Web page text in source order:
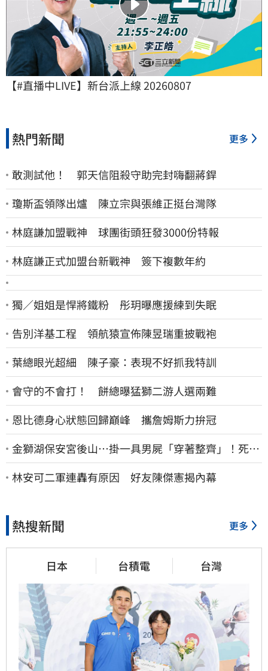
【#直播中LIVE】新台派上線 20260807
熱門新聞 更多
敢測試他！ 郭天信阻殺守助完封嗨翻蔣銲
瓊斯盃領隊出爐 陳立宗與張維正挺台灣隊
林庭謙加盟戰神 球團街頭狂發3000份特報
林庭謙正式加盟台新戰神 簽下複數年約
獨／姐姐是悍將鐵粉 彤玥曝應援練到失眠
告別洋基工程 領航猿宣佈陳昱瑞重披戰袍
葉總眼光超細 陳子豪：表現不好抓我特訓
會守的不會打！ 餅總曝猛獅二游人選兩難
恩比德身心狀態回歸巔峰 攜詹姆斯力拚冠
金獅湖保安宮後山…掛一具男屍「穿著整齊」！死者
身份曝
林安可二軍連轟有原因 好友陳傑憲揭內幕
熱搜新聞 更多
日本 台積電 台灣